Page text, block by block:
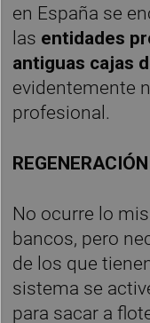
en España se
las entidades
antiguas cajas
evidentemente
profesional.
REGENERACIÓN
No ocurre lo
bancos, pero
de los que
sistema se
para sacar a